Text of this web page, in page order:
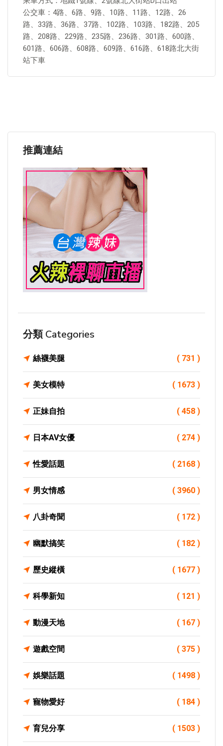
公交車：4路、6路、9路、10路、11路、12路、26
路、33路、36路、37路、102路、103路、182路、205
路、208路、229路、235路、236路、301路、600路、
601路、606路、608路、609路、616路、618路北大街
站下車
推薦連結
分類 Categories
絲襪美腿 ( 731 )
美女模特 ( 1673 )
正妹自拍 ( 458 )
日本AV女優 ( 274 )
性愛話題 ( 2168 )
男女情感 ( 3960 )
八卦奇聞 ( 172 )
幽默搞笑 ( 182 )
歷史縱橫 ( 1677 )
科學新知 ( 121 )
動漫天地 ( 167 )
遊戲空間 ( 375 )
娛樂話題 ( 1498 )
寵物愛好 ( 184 )
育兒分享 ( 1503 )